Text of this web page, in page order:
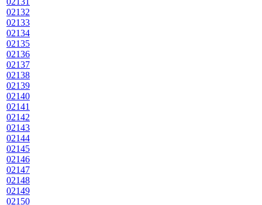
02132
02133
02134
02135
02136
02137
02138
02139
02140
02141
02142
02143
02144
02145
02146
02147
02148
02149
02150